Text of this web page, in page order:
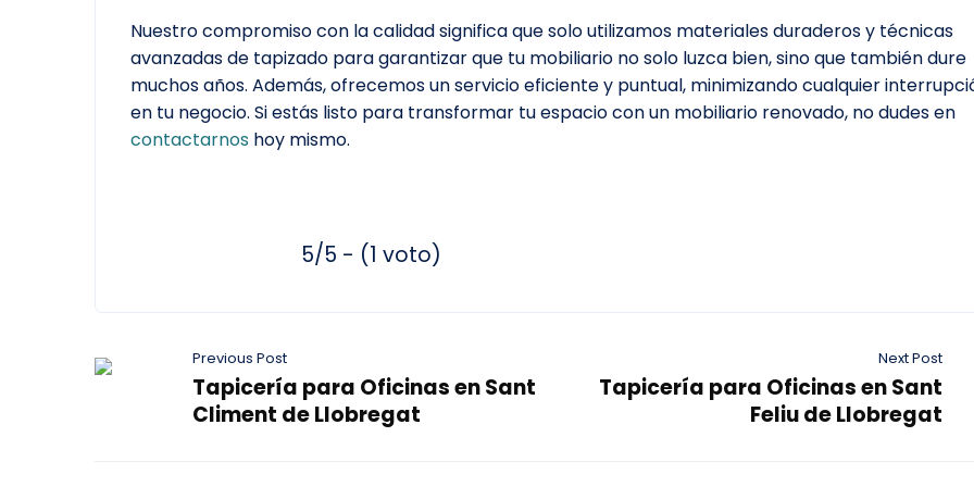
Nuestro compromiso con la calidad significa que solo utilizamos materiales duraderos y técnicas
avanzadas de tapizado para garantizar que tu mobiliario no solo luzca bien, sino que también dure
muchos años. Además, ofrecemos un servicio eficiente y puntual, minimizando cualquier
en tu negocio. Si estás listo para transformar tu espacio con un mobiliario renovado, no dudes en
contactarnos hoy mismo.
5/5 - (1 voto)
Previous Post
Tapicería para Oficinas en Sant
Climent de Llobregat
Next Post
Tapicería para Oficinas en Sant
Feliu de Llobregat